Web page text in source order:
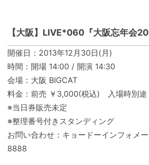
【大阪】LIVE*060『大阪忘年会
開催日：2013年12月30日(月)
時間：開場 14:00 / 開演 14:30
会場：大阪 BIGCAT
料金：前売 ￥3,000(税込) 入場時別途
※当日券販売未定
※整理番号付きスタンディング
お問い合わせ：キョードーインフォメ
8888